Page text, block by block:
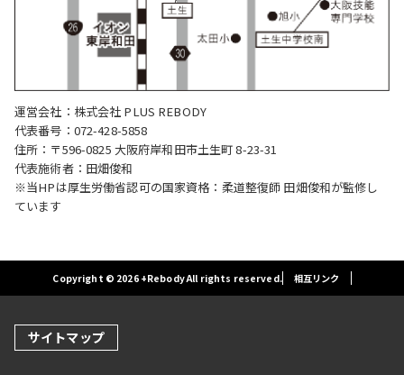
運営会社：株式会社 PLUS REBODY
代表番号：072-428-5858
住所：〒596-0825 大阪府岸和田市土生町 8-23-31
代表施術者：田畑俊和
※当HPは厚生労働省認可の国家資格：柔道整復師 田畑俊和が監修し
ています
Copyright © 2026 +Rebody All rights reserved. 相互リンク
サイトマップ